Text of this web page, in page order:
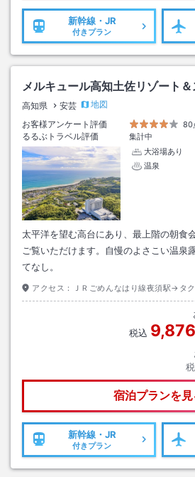
新幹線・JR
付きプラン
メルキュール高知土佐リゾート＆
高知県 安芸
地図
お客様アンケート評価
80
るるぶトラベル評価
集計中
大浴場あり
温泉
太平洋を望む高台にあり、最上階の朝食
ご覧いただけます。自慢のよさこい温泉
てなし。
アクセス： ＪＲごめんなはり線夜須駅→タ
税込 9,876
宿泊プランを見
新幹線・JR
付きプラン